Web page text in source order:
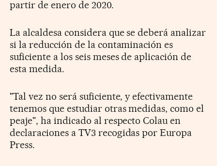
partir de enero de 2020.
La alcaldesa considera que se deberá analizar
si la reducción de la contaminación es
suficiente a los seis meses de aplicación de
esta medida.
"Tal vez no será suficiente, y efectivamente
tenemos que estudiar otras medidas, como el
peaje", ha indicado al respecto Colau en
declaraciones a TV3 recogidas por Europa
Press.